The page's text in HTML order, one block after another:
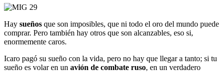
Hay sueños que son imposibles, que ni todo el oro del mundo puede
comprar. Pero también hay otros que son alcanzables, eso si,
enormemente caros.
Icaro pagó su sueño con la vida, pero no hay que llegar a tanto; si tu
sueño es volar en un avión de combate ruso, en un verdadero